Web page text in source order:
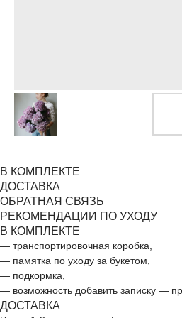
В КОМПЛЕКТЕ
ДОСТАВКА
ОБРАТНАЯ СВЯЗЬ
РЕКОМЕНДАЦИИ ПО УХОДУ
В КОМПЛЕКТЕ
— транспортировочная коробка,
— памятка по уходу за букетом,
— подкормка,
— возможность добавить записку —
ДОСТАВКА